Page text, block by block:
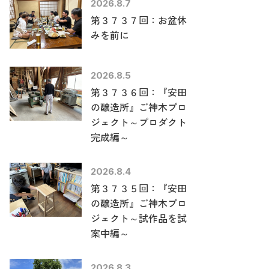
2026.8.7
第３７３７回：お盆休
みを前に
2026.8.5
第３７３６回：『安田
の醸造所』ご神木プロ
ジェクト～プロダクト
完成編～
2026.8.4
第３７３５回：『安田
の醸造所』ご神木プロ
ジェクト～試作品を試
案中編～